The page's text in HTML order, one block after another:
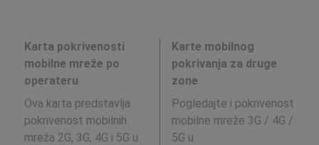
Karta pokrivenosti
mobilne mreže po
operateru
Ova karta predstavlja
pokrivenost mobilnih
mreža 2G, 3G, 4G i 5G u
Karte mobilnog
pokrivanja za druge
zone
Pogledajte i pokrivenost
mobilne mreže 3G / 4G /
5G u :